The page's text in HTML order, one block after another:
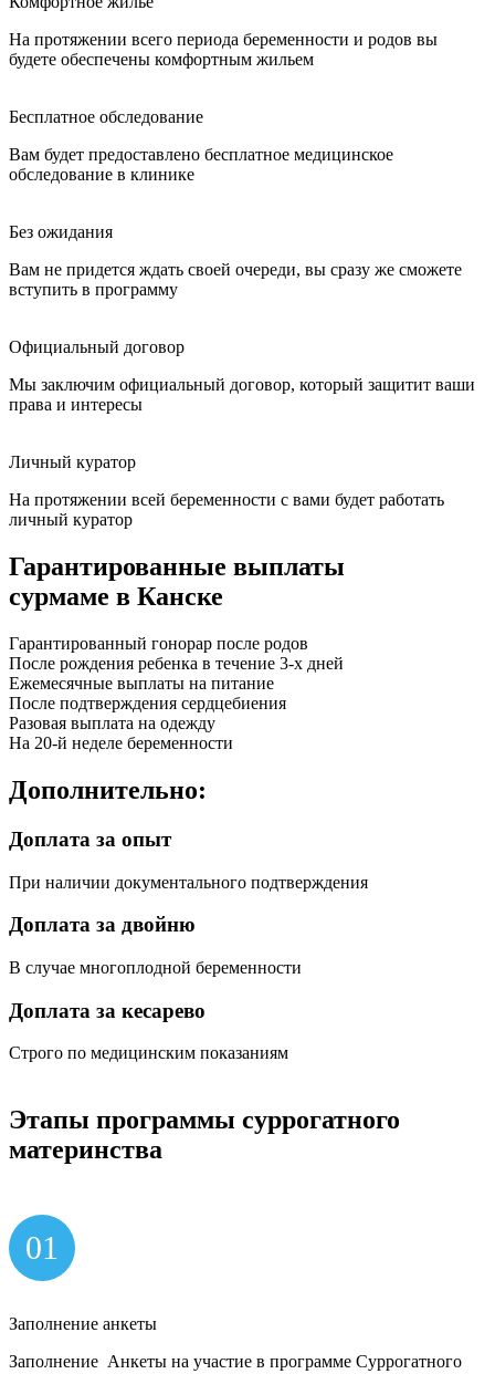
На протяжении всего периода беременности и родов вы
будете обеспечены комфортным жильем
Бесплатное обследование
Вам будет предоставлено бесплатное медицинское
обследование в клинике
Без ожидания
Вам не придется ждать своей очереди, вы сразу же сможете
вступить в программу
Официальный договор
Мы заключим официальный договор, который защитит ваши
права и интересы
Личный куратор
На протяжении всей беременности с вами будет работать
личный куратор
Гарантированные выплаты
сурмаме в Канске
Гарантированный гонорар после родов
После рождения ребенка в течение 3-х дней
Ежемесячные выплаты на питание
После подтверждения сердцебиения
Разовая выплата на одежду
На 20-й неделе беременности
Дополнительно:
Доплата за опыт
При наличии документального подтверждения
Доплата за двойню
В случае многоплодной беременности
Доплата за кесарево
Строго по медицинским показаниям
Этапы программы суррогатного
материнства
01
Заполнение анкеты
Заполнение Анкеты на участие в программе Суррогатного